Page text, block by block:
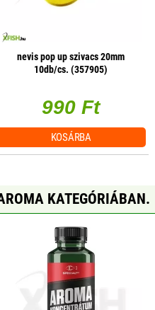
nevis pop up szivacs 20mm
10db/cs. (357905)
990 Ft
KOSÁRBA
KATEGÓRIÁBAN.